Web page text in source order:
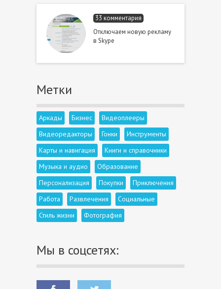
33 комментария
Отключаем новую рекламу
в Skype
Метки
Аркады Бизнес
Видеоплееры
Видеоредакторы
Гонки
Инструменты
Карты и навигация
Книги и справочники
Музыка и аудио
Образование
Персонализация
Покупки
Приключения
Работа
Развлечения
Социальные
Стиль жизни
Фотография
Мы в соцсетях: